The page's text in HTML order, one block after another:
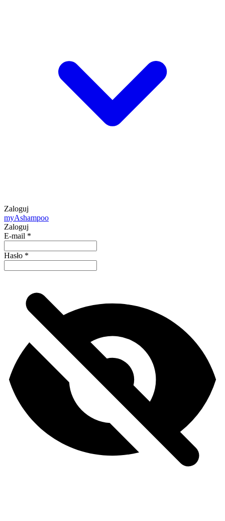
Zaloguj
myAshampoo
Zaloguj
E-mail *
Hasło *